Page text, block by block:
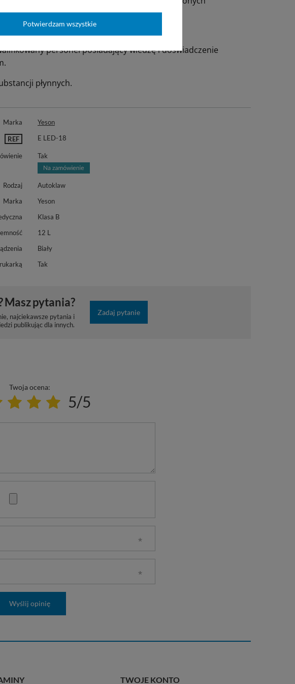
personel posiadający wiedzę i doświadczenie
płynnych.
Marka Yeson
REF E LED-18
Tak
Rodzaj
Autoklaw
Marka
Yeson
Klasa B
12 L
Biały
Tak
Masz pytania?
najciekawsze pytania i
publikując dla innych.
Zadaj pytanie
Twoja ocena:
5/5
Wyślij opinię
TWOJE KONTO
Potwierdzam wszystkie